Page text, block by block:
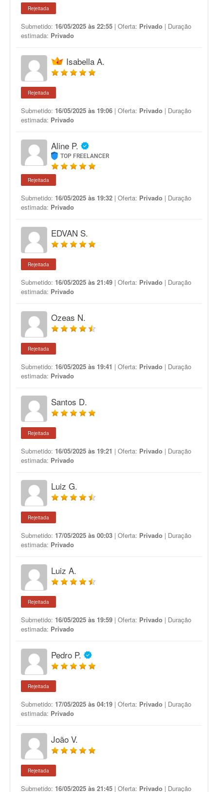
Rejeitada
Submetido: 16/05/2025 às 22:55 | Oferta: Privado | Duração
estimada: Privado
Isabella A.
Rejeitada
Submetido: 16/05/2025 às 19:06 | Oferta: Privado | Duração
estimada: Privado
Aline P.
TOP FREELANCER
Rejeitada
Submetido: 16/05/2025 às 19:32 | Oferta: Privado | Duração
estimada: Privado
EDVAN S.
Rejeitada
Submetido: 16/05/2025 às 21:49 | Oferta: Privado | Duração
estimada: Privado
Ozeas N.
Rejeitada
Submetido: 16/05/2025 às 19:41 | Oferta: Privado | Duração
estimada: Privado
Santos D.
Rejeitada
Submetido: 16/05/2025 às 19:21 | Oferta: Privado | Duração
estimada: Privado
Luiz G.
Rejeitada
Submetido: 17/05/2025 às 00:03 | Oferta: Privado | Duração
estimada: Privado
Luiz A.
Rejeitada
Submetido: 16/05/2025 às 19:59 | Oferta: Privado | Duração
estimada: Privado
Pedro P.
Rejeitada
Submetido: 17/05/2025 às 04:19 | Oferta: Privado | Duração
estimada: Privado
João V.
Rejeitada
Submetido: 16/05/2025 às 21:45 | Oferta: Privado | Duração